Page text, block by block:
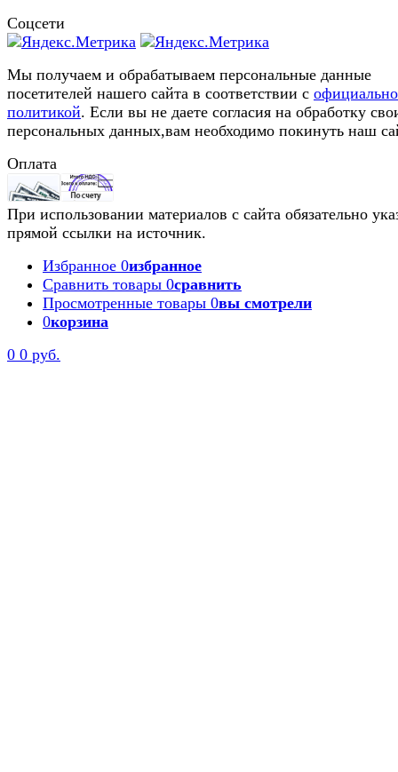
Соцсети
Мы получаем и обрабатываем персональные данные
посетителей нашего сайта в соответствии с
политикой. Если вы не даете согласия на обработку
персональных данных,вам необходимо покинуть наш
Оплата
При использовании материалов с сайта обязательно
прямой ссылки на источник.
Избранное 0избранное
Сравнить товары 0сравнить
Просмотренные товары 0вы смотрели
0корзина
0 0 руб.